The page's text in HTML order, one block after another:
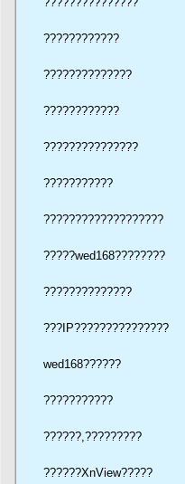
????????????
??????????????
????????????
???????????????
???????????
???????????????????
?????wed168????????
??????????????
???IP???????????????
wed168??????
???????????
??????,?????????
??????XnView?????